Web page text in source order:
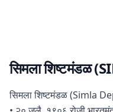
सिमला शिष्टमंडळ
सिमला शिष्टमंडळ (Simla